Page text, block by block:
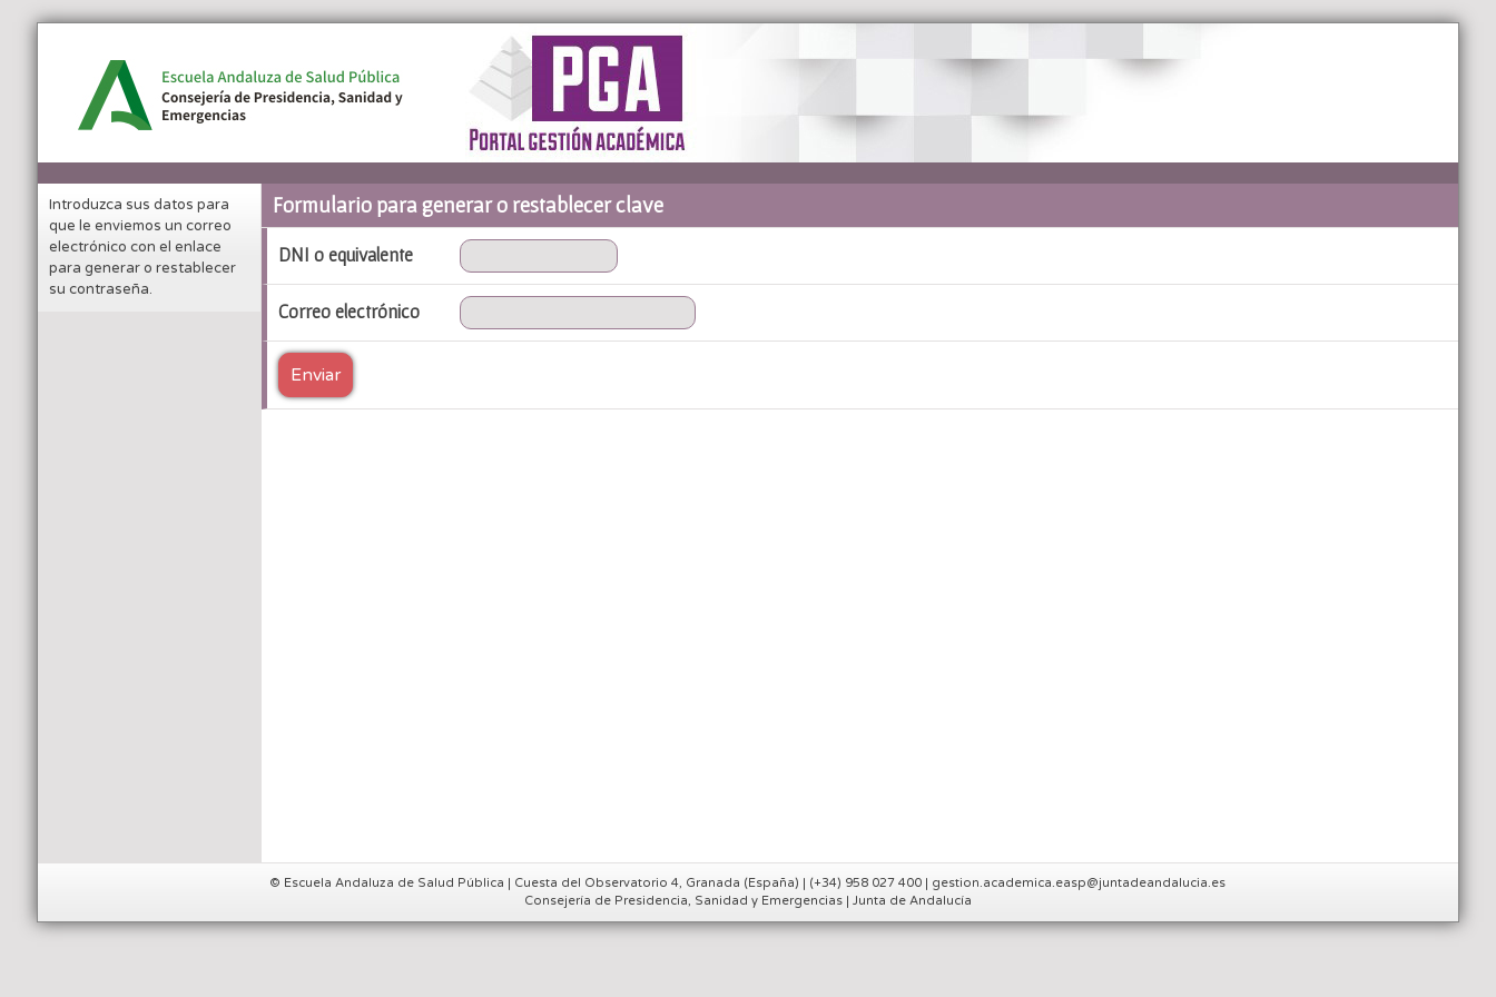
Introduzca sus datos para
que le enviemos un correo
electrónico con el enlace
para generar o restablecer
su contraseña.
Formulario para generar o restablecer clave
DNI o equivalente
Correo electrónico
© Escuela Andaluza de Salud Pública | Cuesta del Observatorio 4, Granada (España) | (+34) 958 027 400 | gestion.academica.easp@juntadeandalucia.es
Consejería de Presidencia, Sanidad y Emergencias | Junta de Andalucía